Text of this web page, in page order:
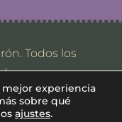
Todos los
mejor experiencia
sobre qué
ajustes.